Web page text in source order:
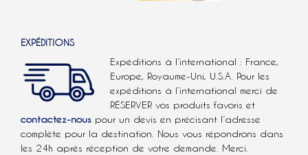
EXPÉDITIONS
Expéditions à l’international : France,
Europe, Royaume-Uni, U.S.A. Pour les
expéditions à l’international merci de
RÉSERVER vos produits favoris et
contactez-nous pour un devis en précisant l’adresse
complète pour la destination. Nous vous répondrons dans
les 24h après réception de votre demande. Merci.